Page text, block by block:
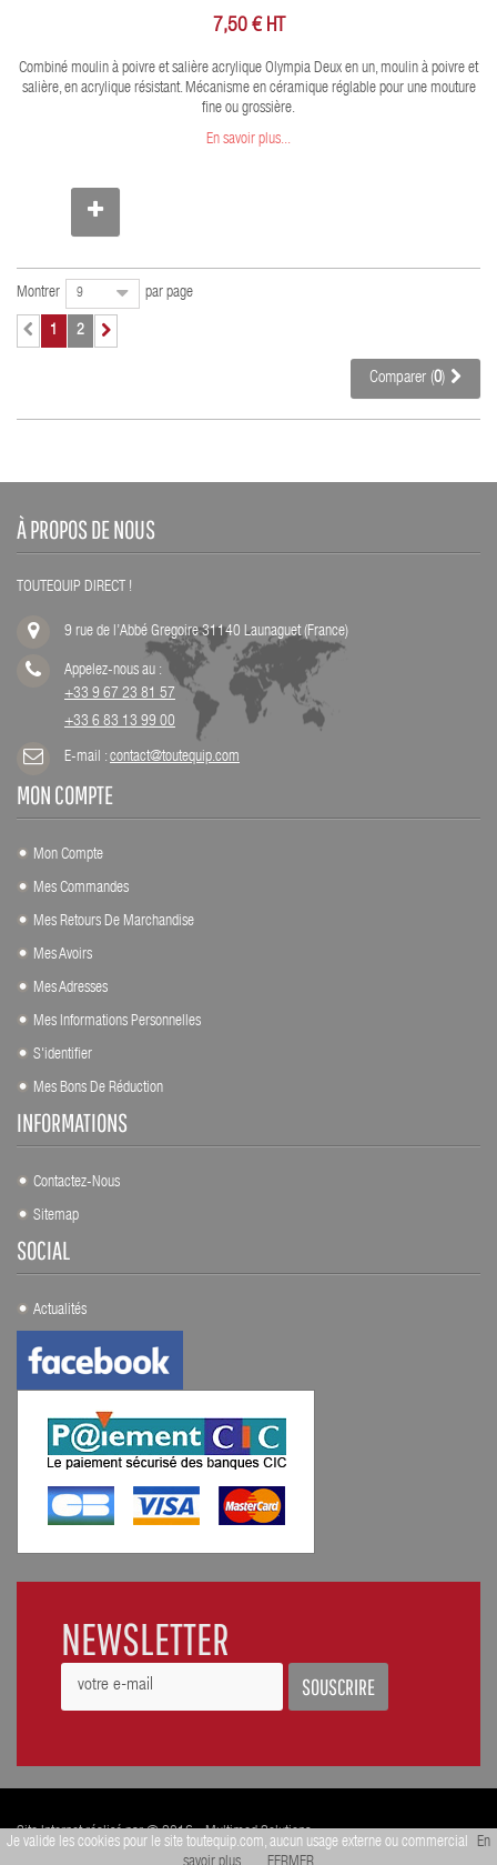
7,50 € HT
Combiné moulin à poivre et salière acrylique Olympia Deux en un, moulin à poivre et
salière, en acrylique résistant. Mécanisme en céramique réglable pour une mouture
fine ou grossière.
En savoir plus...
Montrer 9 par page
1 2
Comparer (0)
À PROPOS DE NOUS
TOUTEQUIP DIRECT !
9 rue de l’Abbé Gregoire 31140 Launaguet (France)
Appelez-nous au :
+33 9 67 23 81 57
+33 6 83 13 99 00
E-mail : contact@toutequip.com
MON COMPTE
Mon Compte
Mes Commandes
Mes Retours De Marchandise
Mes Avoirs
Mes Adresses
Mes Informations Personnelles
S'identifier
Mes Bons De Réduction
INFORMATIONS
Contactez-Nous
Sitemap
SOCIAL
Actualités
NEWSLETTER
SOUSCRIRE
Site Internet réalisé par © 2016 - Multimed Solutions
Je valide les cookies pour le site toutequip.com, aucun usage externe ou commercial
En